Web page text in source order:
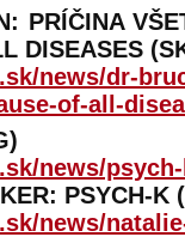
PRÍČINA
DISEASES
news/dr-
of-all-
news/
PSYCH-K
news/